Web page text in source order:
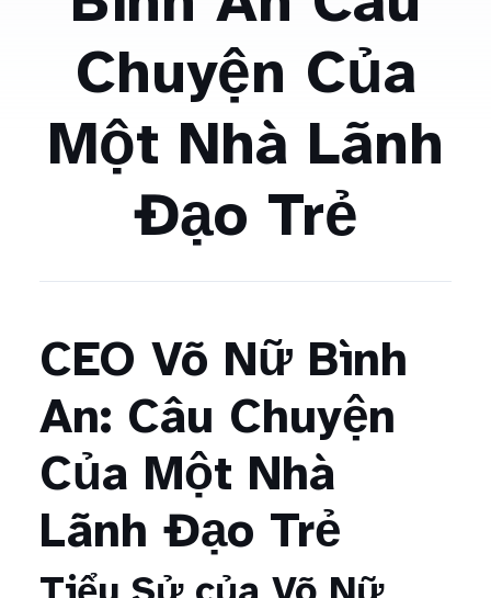
Chuyện Của
Một Nhà Lãnh
Đạo Trẻ
CEO Võ Nữ Bình
An: Câu Chuyện
Của Một Nhà
Lãnh Đạo Trẻ